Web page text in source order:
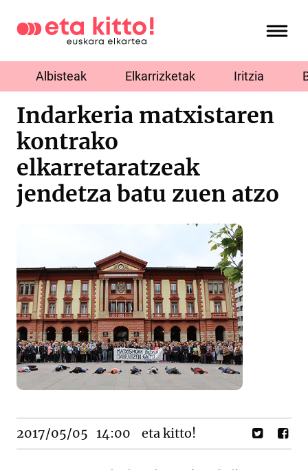
Albisteak Elkarrizketak Iritzia
Indarkeria matxistaren
kontrako
elkarretaratzeak
jendetza batu zuen atzo
2017/05/05 14:00 eta kitto!